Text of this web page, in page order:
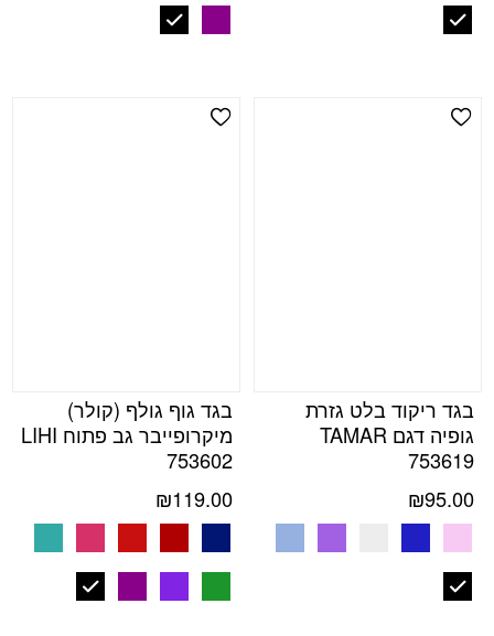
Add Wishlist
בגד ריקוד בלט גזרת
גופיה דגם TAMAR
753619
₪95.00
Add Wishlist
בגד גוף גולף (קולר)
מיקרופייבר גב פתוח LIHI
753602
₪119.00